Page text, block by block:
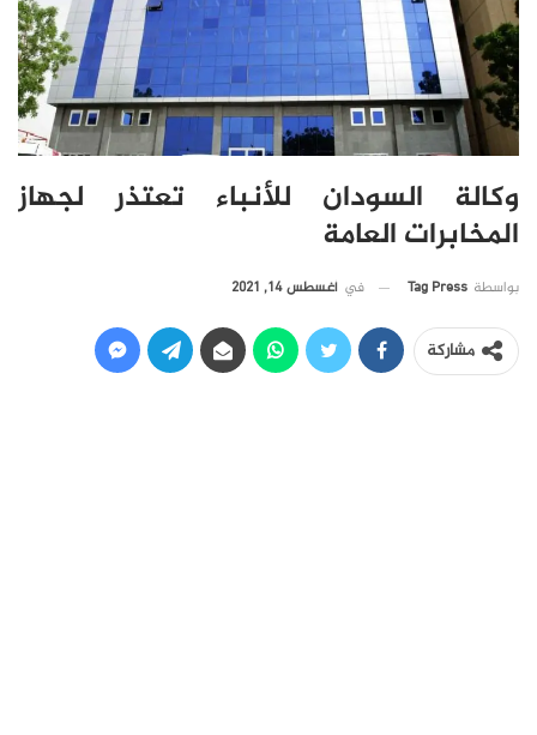
وكالة السودان للأنباء تعتذر لجهاز
المخابرات العامة
بواسطة Tag Press في أغسطس 14, 2021
مشاركة